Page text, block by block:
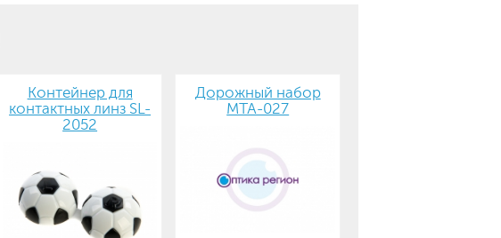
Контейнер для
контактных линз SL-
2052
Дорожный набор
MTA-027